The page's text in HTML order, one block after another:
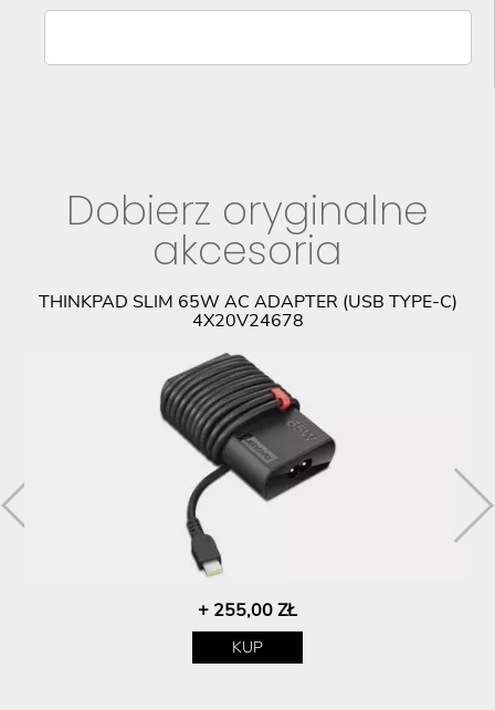
Dobierz oryginalne
akcesoria
THINKPAD SLIM 65W AC ADAPTER (USB TYPE-C)
4X20V24678
+ 255,00 ZŁ
KUP